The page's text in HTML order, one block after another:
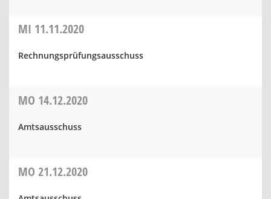
MI 11.11.2020
Rechnungsprüfungsausschuss
MO 14.12.2020
Amtsausschuss
MO 21.12.2020